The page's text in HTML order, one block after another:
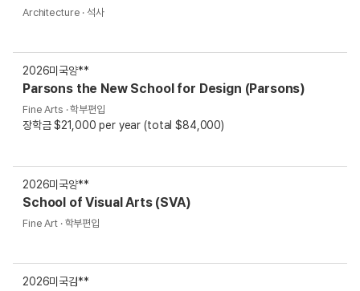
Architecture · 석사
2026미국양**
Parsons the New School for Design (Parsons)
Fine Arts · 학부편입
장학금 $21,000 per year (total $84,000)
2026미국양**
School of Visual Arts (SVA)
Fine Art · 학부편입
2026미국김**